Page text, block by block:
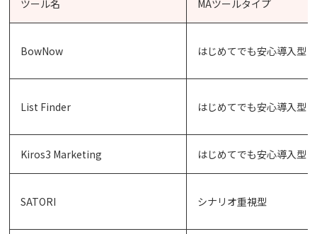
ツール名 MAツールタイプ
BowNow はじめてでも安心導入型
List Finder はじめてでも安心導入型
Kiros3 Marketing はじめてでも安心導入型
SATORI シナリオ重視型